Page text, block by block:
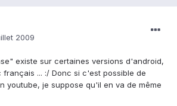
2009
existe sur certaines versions d'android,
français ... :/ Donc si c'est possible de
youtube, je suppose qu'il en va de même